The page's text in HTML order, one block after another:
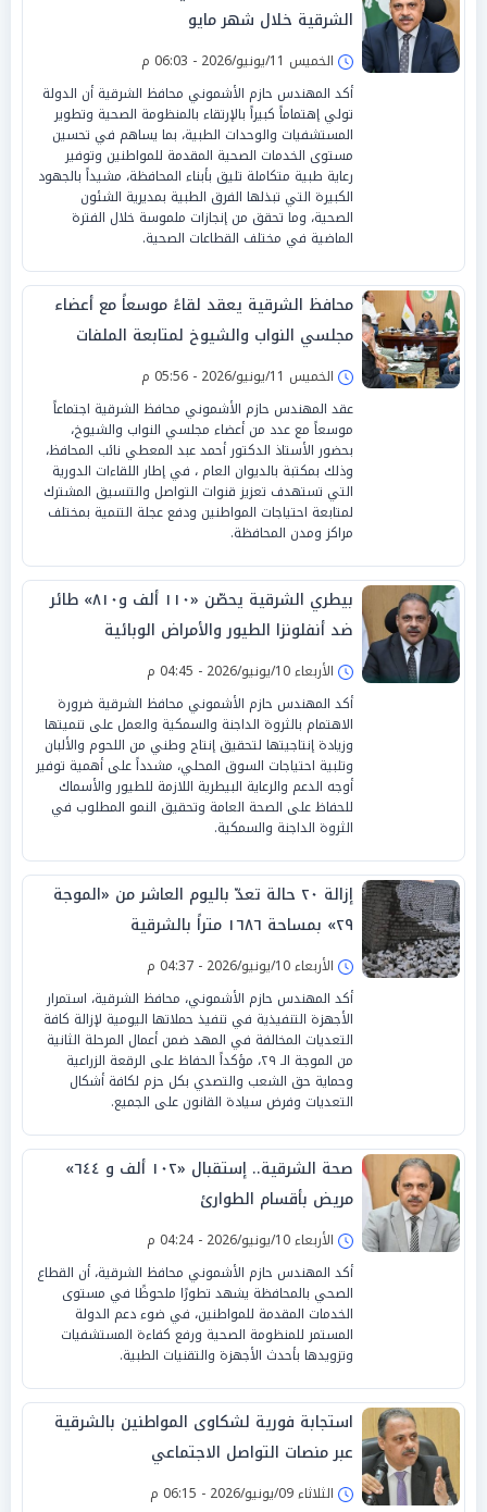
الشرقية خلال شهر مايو
الخميس 11/يونيو/2026 - 06:03 م
أكد المهندس حازم الأشموني محافظ الشرقية أن الدولة
تولي إهتماماً كبيراً بالإرتقاء بالمنظومة الصحية وتطوير
المستشفيات والوحدات الطبية، بما يساهم في تحسين
مستوى الخدمات الصحية المقدمة للمواطنين وتوفير
رعاية طبية متكاملة تليق بأبناء المحافظة، مشيداً بالجهود
الكبيرة التي تبذلها الفرق الطبية بمديرية الشئون
الصحية، وما تحقق من إنجازات ملموسة خلال الفترة
الماضية في مختلف القطاعات الصحية.
محافظ الشرقية يعقد لقاءً موسعاً مع أعضاء
مجلسي النواب والشيوخ لمتابعة الملفات
التنموية والخدمية بالمحافظة
الخميس 11/يونيو/2026 - 05:56 م
عقد المهندس حازم الأشموني محافظ الشرقية اجتماعاً
موسعاً مع عدد من أعضاء مجلسي النواب والشيوخ،
بحضور الأستاذ الدكتور أحمد عبد المعطي نائب المحافظ،
وذلك بمكتبة بالديوان العام ، في إطار اللقاءات الدورية
التي تستهدف تعزيز قنوات التواصل والتنسيق المشترك
لمتابعة احتياجات المواطنين ودفع عجلة التنمية بمختلف
مراكز ومدن المحافظة.
بيطري الشرقية يحصّن «١١٠ ألف و٨١٠» طائر
ضد أنفلونزا الطيور والأمراض الوبائية
الأربعاء 10/يونيو/2026 - 04:45 م
‏أكد المهندس حازم الأشموني محافظ الشرقية ضرورة
الاهتمام بالثروة الداجنة والسمكية والعمل على تنميتها
وزيادة إنتاجيتها لتحقيق إنتاج وطني من اللحوم والألبان
وتلبية احتياجات السوق المحلي، مشدداً على أهمية توفير
أوجه الدعم والرعاية البيطرية اللازمة للطيور والأسماك
للحفاظ على الصحة العامة وتحقيق النمو المطلوب في
الثروة الداجنة والسمكية.
إزالة ٢٠ حالة تعدّ باليوم العاشر من «الموجة
٢٩» بمساحة ١٦٨٦ متراً بالشرقية
الأربعاء 10/يونيو/2026 - 04:37 م
​أكد المهندس حازم الأشموني، محافظ الشرقية، استمرار
الأجهزة التنفيذية في تنفيذ حملاتها اليومية لإزالة كافة
التعديات المخالفة في المهد ضمن أعمال المرحلة الثانية
من الموجة الـ ٢٩، مؤكداً الحفاظ على الرقعة الزراعية
وحماية حق الشعب والتصدي بكل حزم لكافة أشكال
التعديات وفرض سيادة القانون على الجميع.
صحة الشرقية.. إستقبال «١٠٢ ألف و ٦٤٤»
مريض بأقسام الطوارئ
الأربعاء 10/يونيو/2026 - 04:24 م
أكد المهندس حازم الأشموني محافظ الشرقية، أن القطاع
الصحي بالمحافظة يشهد تطورًا ملحوظًا في مستوى
الخدمات المقدمة للمواطنين، في ضوء دعم الدولة
المستمر للمنظومة الصحية ورفع كفاءة المستشفيات
وتزويدها بأحدث الأجهزة والتقنيات الطبية.
استجابة فورية لشكاوى المواطنين بالشرقية
عبر منصات التواصل الاجتماعي
الثلاثاء 09/يونيو/2026 - 06:15 م